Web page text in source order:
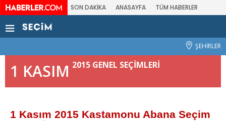
SON DAKİKA ANASAYFA TÜM HABERLER
ŞEHİRLER
1 KASIM 2015 GENEL SEÇİMLERİ
1 Kasım 2015 Kastamonu Abana Seçim